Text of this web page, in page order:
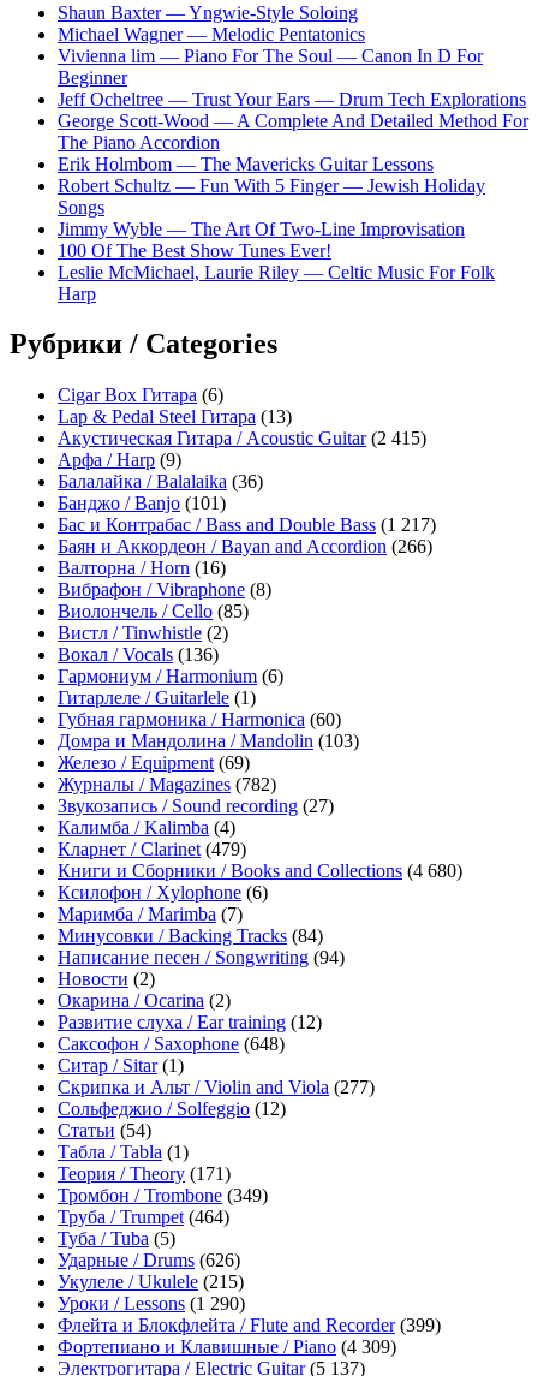
Shaun Baxter — Yngwie-Style Soloing
Michael Wagner — Melodic Pentatonics
Vivienna lim — Piano For The Soul — Canon In D For
Beginner
Jeff Ocheltree — Trust Your Ears — Drum Tech Explorations
George Scott-Wood — A Complete And Detailed Method For
The Piano Accordion
Erik Holmbom — The Mavericks Guitar Lessons
Robert Schultz — Fun With 5 Finger — Jewish Holiday
Songs
Jimmy Wyble — The Art Of Two-Line Improvisation
100 Of The Best Show Tunes Ever!
Leslie McMichael, Laurie Riley — Celtic Music For Folk
Harp
Рубрики / Categories
Cigar Box Гитара (6)
Lap & Pedal Steel Гитара (13)
Акустическая Гитара / Acoustic Guitar(2 415)
Арфа / Harp (9)
Балалайка / Balalaika (36)
Банджо / Banjo (101)
Бас и Контрабас / Bass and Double Bass (1 217)
Баян и Аккордеон / Bayan and Accordion (266)
Валторна / Horn (16)
Вибрафон / Vibraphone (8)
Виолончель / Cello (85)
Вистл / Tinwhistle (2)
Вокал / Vocals (136)
Гармониум / Harmonium (6)
Гитарлеле / Guitarlele (1)
Губная гармоника / Harmonica (60)
Домра и Мандолина / Mandolin (103)
Железо / Equipment (69)
Журналы / Magazines (782)
Звукозапись / Sound recording (27)
Калимба / Kalimba (4)
Кларнет / Clarinet (479)
Книги и Сборники / Books and Collections (4 680)
Ксилофон / Xylophone (6)
Маримба / Marimba (7)
Минусовки / Backing Tracks (84)
Написание песен / Songwriting (94)
Новости (2)
Окарина / Ocarina (2)
Развитие слуха / Ear training (12)
Саксофон / Saxophone (648)
Ситар / Sitar(1)
Скрипка и Альт / Violin and Viola (277)
Сольфеджио / Solfeggio (12)
Статьи (54)
Табла / Tabla (1)
Теория / Theory (171)
Тромбон / Trombone (349)
Труба / Trumpet (464)
Туба / Tuba (5)
Ударные / Drums (626)
Укулеле / Ukulele (215)
Уроки / Lessons (1 290)
Флейта и Блокфлейта / Flute and Recorder(399)
Фортепиано и Клавишные / Piano (4 309)
Электрогитара / Electric Guitar(5 137)